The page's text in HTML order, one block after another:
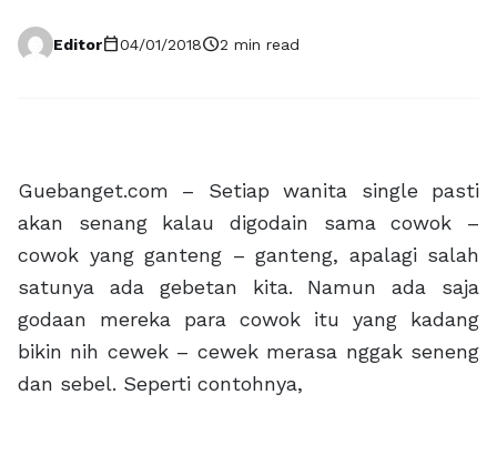
Editorcalendar_today04/01/2018schedule2 min read
Guebanget.com – Setiap wanita single pasti
akan senang kalau digodain sama cowok –
cowok yang ganteng – ganteng, apalagi salah
satunya ada gebetan kita. Namun ada saja
godaan mereka para cowok itu yang kadang
bikin nih cewek – cewek merasa nggak seneng
dan sebel. Seperti contohnya,